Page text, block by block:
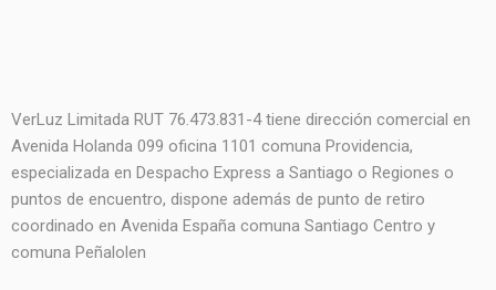
VerLuz Limitada RUT 76.473.831-4 tiene dirección comercial en
Avenida Holanda 099 oficina 1101 comuna Providencia,
especializada en Despacho Express a Santiago o Regiones o
puntos de encuentro, dispone además de punto de retiro
coordinado en Avenida España comuna Santiago Centro y
comuna Peñalolen